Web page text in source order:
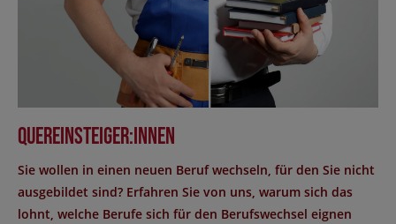
Quereinsteiger:innen
Sie wollen in einen neuen Beruf wechseln, für den Sie nicht
ausgebildet sind? Erfahren Sie von uns, warum sich das
lohnt, welche Berufe sich für den Berufswechsel eignen